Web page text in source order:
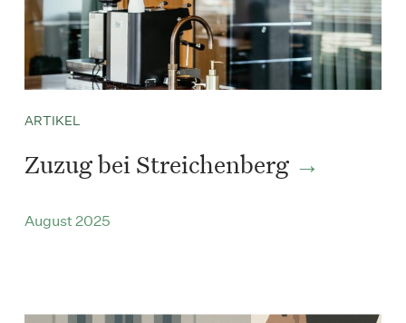
ARTIKEL
Zuzug bei Streichenberg
August 2025